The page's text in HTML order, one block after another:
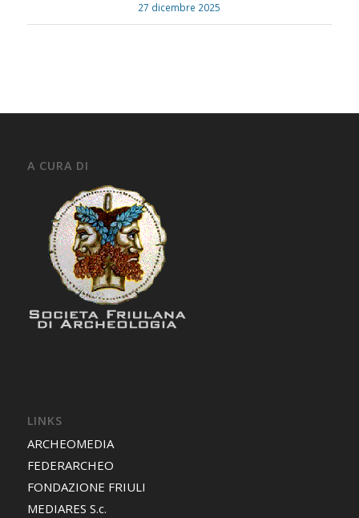
27 dicembre 2025
A CURA DI
LINKS
ARCHEOMEDIA
FEDERARCHEO
FONDAZIONE FRIULI
MEDIARES S.c.